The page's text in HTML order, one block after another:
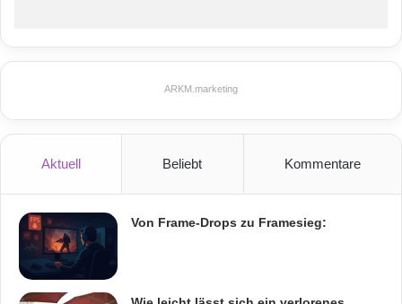
ARKM.marketing
Aktuell Beliebt Kommentare
Von Frame-Drops zu Framesieg: